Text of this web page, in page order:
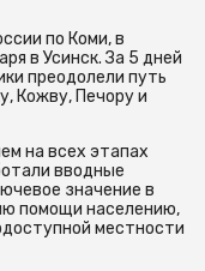
по Коми, в
в Усинск. За 5 дней
преодолели путь
Кожву, Печору и
на всех этапах
вводные
значение в
помощи населению,
местности